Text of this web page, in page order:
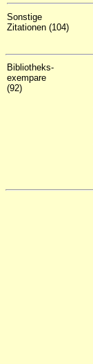
Sonstige
Zitationen (104)
Bibliotheks-
exempare
(92)